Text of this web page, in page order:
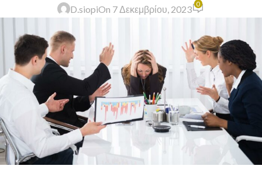
D.siopiOn 7 Δεκεμβρίου, 2023 0